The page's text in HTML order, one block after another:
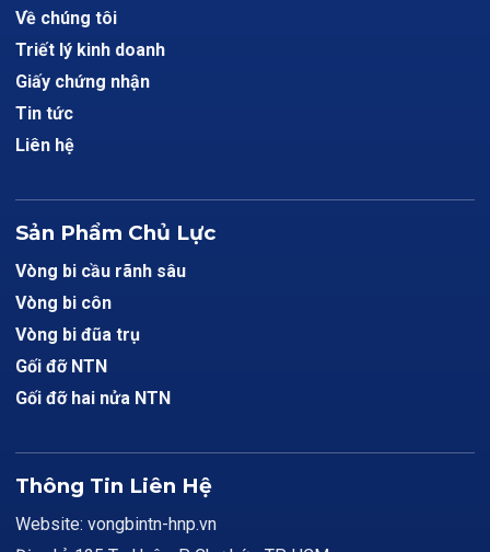
Về chúng tôi
Triết lý kinh doanh
Giấy chứng nhận
Tin tức
Liên hệ
Sản Phẩm Chủ Lực
Vòng bi cầu rãnh sâu
Vòng bi côn
Vòng bi đũa trụ
Gối đỡ NTN
Gối đỡ hai nửa NTN
Thông Tin Liên Hệ
Website: vongbintn-hnp.vn